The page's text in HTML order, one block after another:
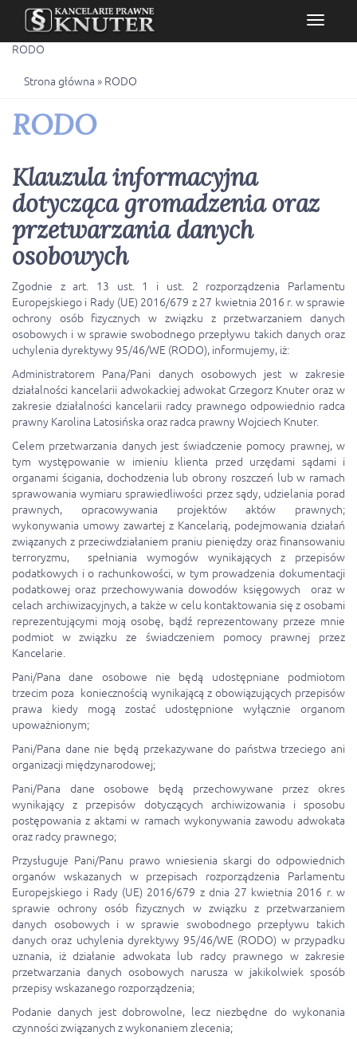
N
RODO
Strona główna » RODO
RODO
Klauzula informacyjna
dotycząca gromadzenia oraz
przetwarzania danych
osobowych
Zgodnie z art. 13 ust. 1 i ust. 2 rozporządzenia Parlamentu
Europejskiego i Rady (UE) 2016/679 z 27 kwietnia 2016 r. w sprawie
ochrony osób fizycznych w związku z przetwarzaniem danych
osobowych i w sprawie swobodnego przepływu takich danych oraz
uchylenia dyrektywy 95/46/WE (RODO), informujemy, iż:
Administratorem Pana/Pani danych osobowych jest w zakresie
działalności kancelarii adwokackiej adwokat Grzegorz Knuter oraz w
zakresie działalności kancelarii radcy prawnego odpowiednio radca
prawny Karolina Latosińska oraz radca prawny Wojciech Knuter.
Celem przetwarzania danych jest świadczenie pomocy prawnej, w
tym występowanie w imieniu klienta przed urzędami sądami i
organami ścigania, dochodzenia lub obrony roszczeń lub w ramach
sprawowania wymiaru sprawiedliwości przez sądy, udzielania porad
prawnych, opracowywania projektów aktów prawnych;
wykonywania umowy zawartej z Kancelarią, podejmowania działań
związanych z przeciwdziałaniem praniu pieniędzy oraz finansowaniu
terroryzmu, spełniania wymogów wynikających z przepisów
podatkowych i o rachunkowości, w tym prowadzenia dokumentacji
podatkowej oraz przechowywania dowodów księgowych oraz w
celach archiwizacyjnych, a także w celu kontaktowania się z osobami
reprezentującymi moją osobę, bądź reprezentowany przeze mnie
podmiot w związku ze świadczeniem pomocy prawnej przez
Kancelarie.
Pani/Pana dane osobowe nie będą udostępniane podmiotom
trzecim poza koniecznością wynikającą z obowiązujących przepisów
prawa kiedy mogą zostać udostępnione wyłącznie organom
upoważnionym;
Pani/Pana dane nie będą przekazywane do państwa trzeciego ani
organizacji międzynarodowej;
Pani/Pana dane osobowe będą przechowywane przez okres
wynikający z przepisów dotyczących archiwizowania i sposobu
postępowania z aktami w ramach wykonywania zawodu adwokata
oraz radcy prawnego;
Przysługuje Pani/Panu prawo wniesienia skargi do odpowiednich
organów wskazanych w przepisach rozporządzenia Parlamentu
Europejskiego i Rady (UE) 2016/679 z dnia 27 kwietnia 2016 r. w
sprawie ochrony osób fizycznych w związku z przetwarzaniem
danych osobowych i w sprawie swobodnego przepływu takich
danych oraz uchylenia dyrektywy 95/46/WE (RODO) w przypadku
uznania, iż działanie adwokata lub radcy prawnego w zakresie
przetwarzania danych osobowych narusza w jakikolwiek sposób
przepisy wskazanego rozporządzenia;
Podanie danych jest dobrowolne, lecz niezbędne do wykonania
czynności związanych z wykonaniem zlecenia;